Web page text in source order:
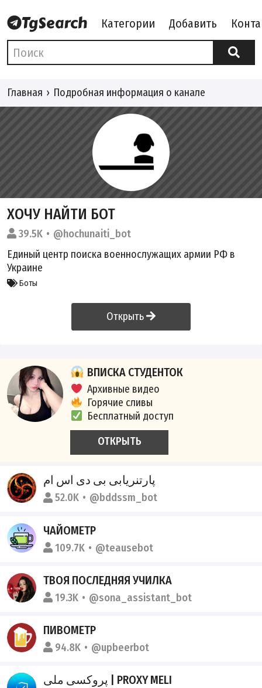
Категории Добавить
Главная Подробная информация о канале
ХОЧУ НАЙТИ БОТ
39.5K
@hochunaiti_bot
Единый центр поиска военнослужащих армии РФ в
Украине
Боты
Открыть
ВПИСКА СТУДЕНТОК
Архивные видео
Горячие сливы
Бесплатный доступ
ОТКРЫТЬ
پارتنریابی بی دی اس ام
52.0K @bddssm_bot
ЧАЙОМЕТР
109.7K @teausebot
ТВОЯ ПОСЛЕДНЯЯ УЧИЛКА
19.3K @sona_assistant_bot
ПИВОМЕТР
94.8K @upbeerbot
پروکسی ملی | PROXY MELI